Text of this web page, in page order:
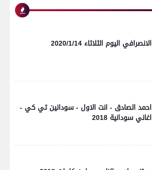
الانصرافي اليوم الثلاثاء 2020/1/14
احمد الصادق - انت الاول - سودانين تي كي -
اغاني سودانية 2018